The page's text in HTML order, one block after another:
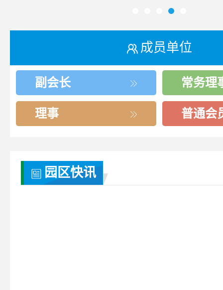
成员单位
副会长 常务理
理事 普通会
园区快讯